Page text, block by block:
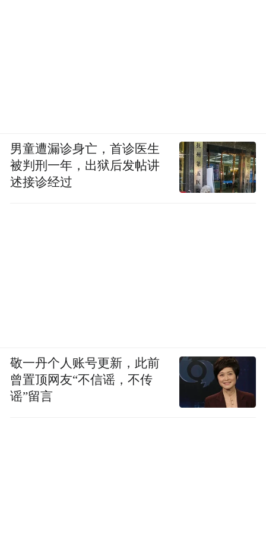
男童遭漏诊身亡，首诊医生
被判刑一年，出狱后发帖讲
述接诊经过
敬一丹个人账号更新，此前
曾置顶网友“不信谣，不传
谣”留言